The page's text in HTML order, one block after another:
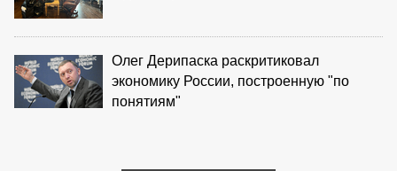
Олег Дерипаска раскритиковал
экономику России, построенную "по
понятиям"